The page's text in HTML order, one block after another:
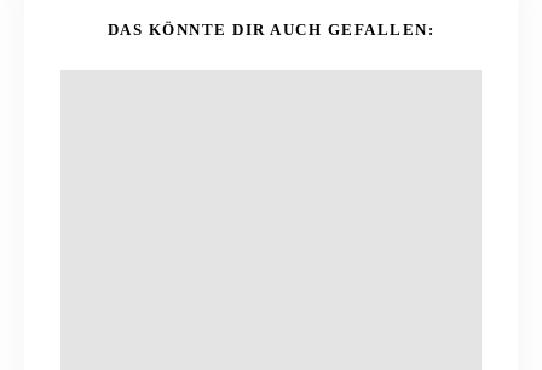
DAS KÖNNTE DIR AUCH GEFALLEN: